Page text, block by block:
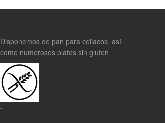
Disponemos de pan para celiacos, así
como numerosos platos sin gluten
-